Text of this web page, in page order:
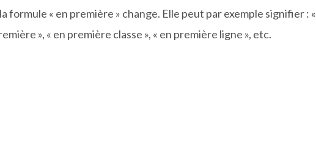
formule « en première » change. Elle peut par exemple signifier : «
», « en première classe », « en première ligne », etc.